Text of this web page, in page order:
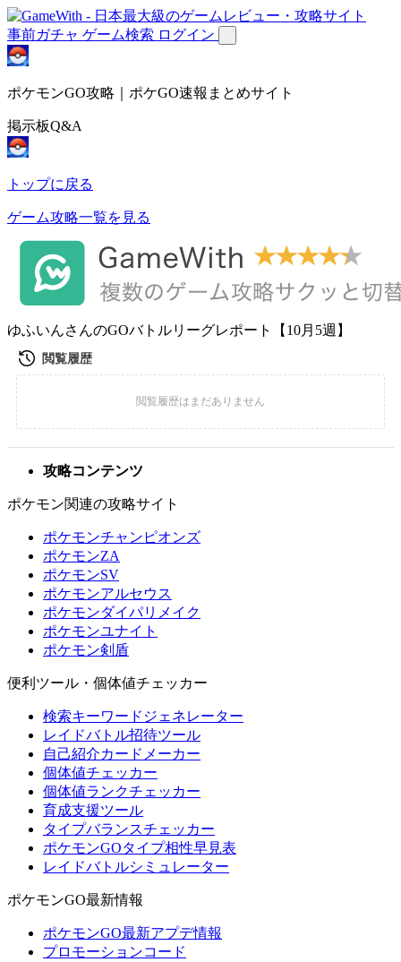
事前ガチャ ゲーム検索 ログイン
ポケモンGO攻略｜ポケGO速報まとめサイト
掲示板Q&A
トップに戻る
ゲーム攻略一覧を見る
ゆふいんさんのGOバトルリーグレポート【10月5週】
攻略コンテンツ
ポケモン関連の攻略サイト
ポケモンチャンピオンズ
ポケモンZA
ポケモンSV
ポケモンアルセウス
ポケモンダイパリメイク
ポケモンユナイト
ポケモン剣盾
便利ツール・個体値チェッカー
検索キーワードジェネレーター
レイドバトル招待ツール
自己紹介カードメーカー
個体値チェッカー
個体値ランクチェッカー
育成支援ツール
タイプバランスチェッカー
ポケモンGOタイプ相性早見表
レイドバトルシミュレーター
ポケモンGO最新情報
ポケモンGO最新アプデ情報
プロモーションコード